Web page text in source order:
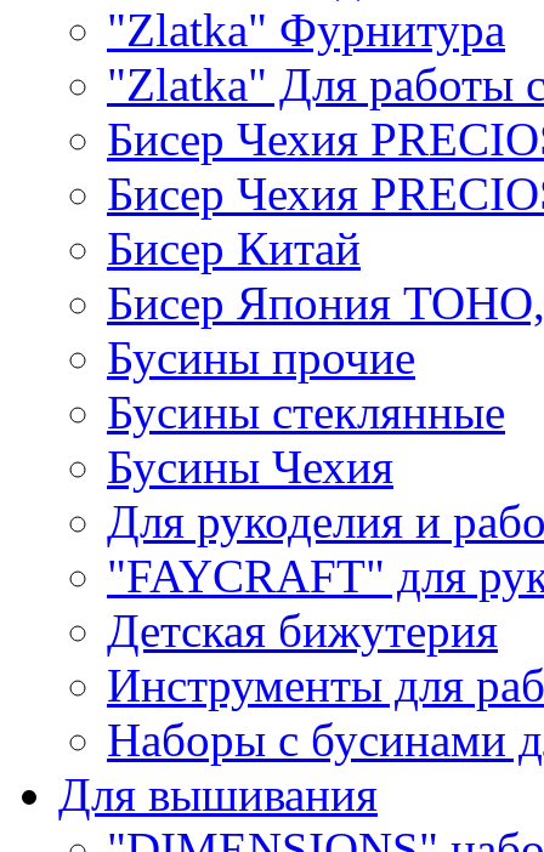
"Zlatka" Фурнитура
"Zlatka" Для работы
Бисер Чехия
Бисер Чехия
Бисер Китай
Бисер Япония
Бусины прочие
Бусины стеклянные
Бусины Чехия
Для рукоделия и
"FAYCRAFT" для
Детская бижутерия
Инструменты для
Наборы с бусинами
Для вышивания